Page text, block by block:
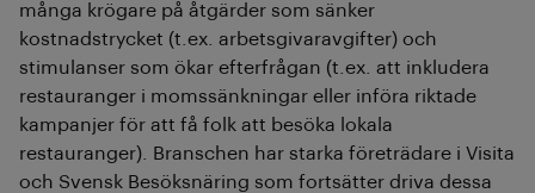
många krögare på åtgärder som sänker
kostnadstrycket (t.ex. arbetsgivaravgifter) och
stimulanser som ökar efterfrågan (t.ex. att inkludera
restauranger i momssänkningar eller införa riktade
kampanjer för att få folk att besöka lokala
restauranger). Branschen har starka företrädare i Visita
och Svensk Besöksnäring som fortsätter driva dessa